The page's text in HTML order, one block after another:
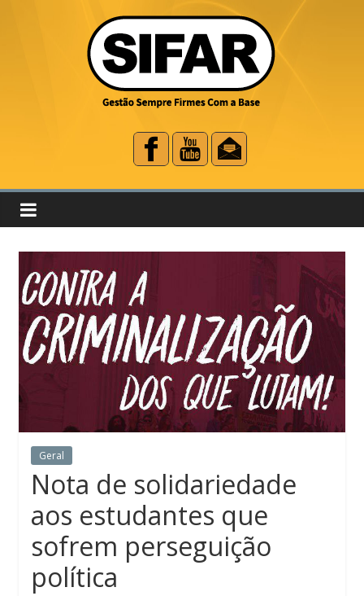
Geral
Nota de solidariedade
aos estudantes que
sofrem perseguição
política